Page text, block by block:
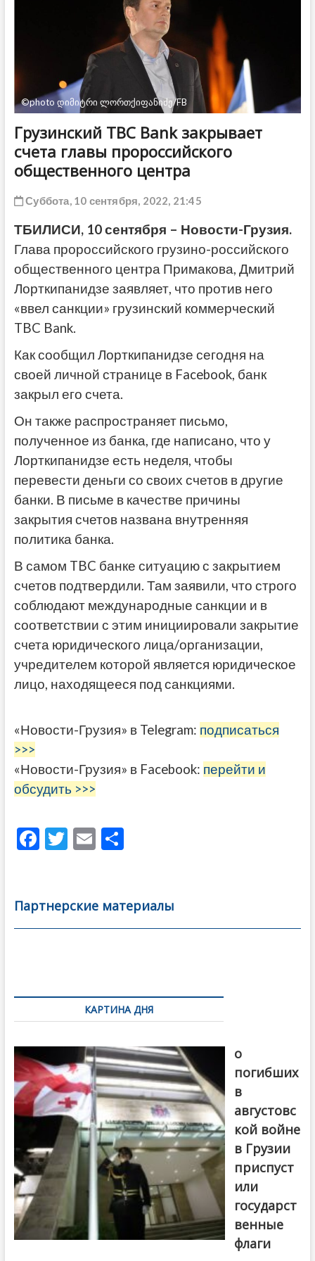
©photo დიმიტრი ლორთქიფანიძე/FB
Грузинский TBC Bank закрывает
счета главы пророссийского
общественного центра
Суббота, 10 сентября, 2022, 21:45
ТБИЛИСИ, 10 сентября – Новости-Грузия.
Глава пророссийского грузино-российского
общественного центра Примакова, Дмитрий
Лорткипанидзе заявляет, что против него
«ввел санкции» грузинский коммерческий
TBC Bank.
Как сообщил Лорткипанидзе сегодня на
своей личной странице в Facebook, банк
закрыл его счета.
Он также распространяет письмо,
полученное из банка, где написано, что у
Лорткипанидзе есть неделя, чтобы
перевести деньги со своих счетов в другие
банки. В письме в качестве причины
закрытия счетов названа внутренняя
политика банка.
В самом TBC банке ситуацию с закрытием
счетов подтвердили. Там заявили, что строго
соблюдают международные санкции и в
соответствии с этим инициировали закрытие
счета юридического лица/организации,
учредителем которой является юридическое
лицо, находящееся под санкциями.
«Новости-Грузия» в Telegram: подписаться
>>>
«Новости-Грузия» в Facebook: перейти и
обсудить >>>
F
b
o
T
er
E
l
О
а
в
Партнерские материалы
по
записямКАРТИНА ДНЯ
о
погибших
в
августовс
кой войне
в Грузии
приспуст
или
государст
венные
флаги